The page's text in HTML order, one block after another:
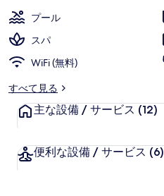
ー
ト
の
写
プール
スパ
WiFi (無料)
すべて見る
主な設備 / サービス (12)
便利な設備 / サービス (6)